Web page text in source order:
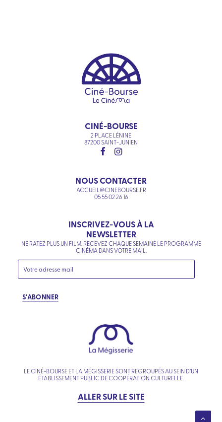
CINÉ-BOURSE
2 PLACE LÉNINE
87200 SAINT-JUNIEN
NOUS CONTACTER
ACCUEIL@CINEBOURSE.FR
05 55 02 26 16
INSCRIVEZ-VOUS À LA
NEWSLETTER
NE RATEZ PLUS UN FILM. RECEVEZ CHAQUE SEMAINE LE PROGRAMME
CINÉMA DANS VOTRE MAIL.
S'ABONNER
LE CINÉ-BOURSE ET LA MÉGISSERIE SONT REGROUPÉS AU SEIN D’UN
ÉTABLISSEMENT PUBLIC DE COOPÉRATION CULTURELLE.
ALLER SUR LE SITE